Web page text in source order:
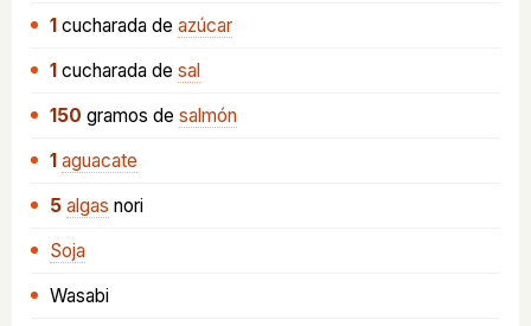
1 cucharada de azúcar
1 cucharada de sal
150 gramos de salmón
1 aguacate
5 algas nori
Soja
Wasabi